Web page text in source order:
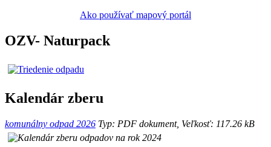
Ako používať mapový portál
OZV- Naturpack
Kalendár zberu
komunálny odpad 2026 Typ: PDF dokument, Veľkosť: 117.26 kB